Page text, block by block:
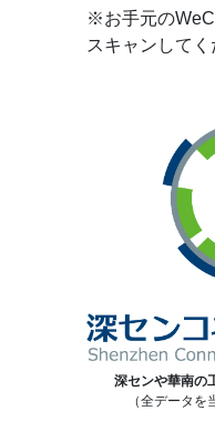
※お手元の
スキャンしてく
深センや華南の
（全データを